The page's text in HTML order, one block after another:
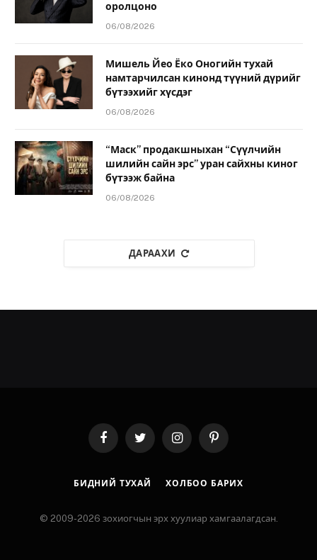
оролцоно
06/08/2026
Мишель Йео Ёко Оногийн тухай
намтарчилсан кинонд түүний дүрийг
бүтээхийг хүсдэг
06/08/2026
“Маск” продакшныхан “Сүүлчийн
шилийн сайн эрс” уран сайхны киног
бүтээж байна
06/08/2026
ДАРААХИ
FacebookTwitter InstagramPinterest
БИДНИЙ ТУХАЙ ХОЛБОО БАРИХ
© 2009-2026 зохиогчын эрх хуулиар хамгаалагдсан.